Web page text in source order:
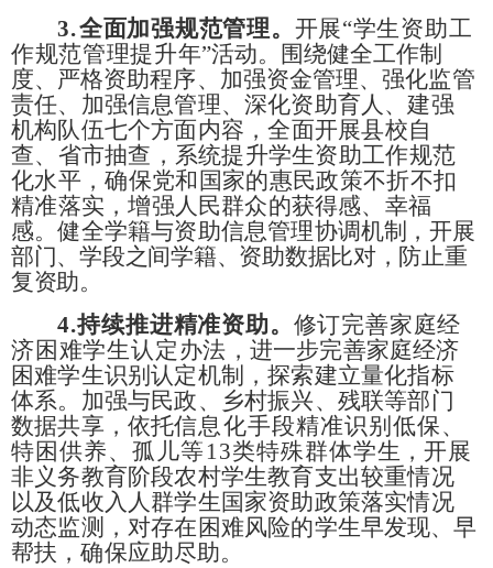
3.全面加强规范管理。 开展“学生资助工
作规范管理提升年”活动。围绕健全工作制
度、严格资助程序、加强资金管理、强化监管
责任、加强信息管理、深化资助育人、建强
机构 队伍七个方面内容，全面开展县校自
查、省市抽查，系统提升学生资助工作规范
化水平，确保党和国家的惠民政策不折不扣
精准落实，增强人民群众的获得感、幸福
感。健全学籍与资助信息管理协调机制，开展
部门、学段之间学籍、资助数据比对，防止重
复资助。
4.持续推进精准资助。 修订完善家庭经
济困难学生认定办法，进一步完善家庭经济
困难学生识别认定机制，探索建立量化指标
体系。加强与民政、乡村振兴、残联等部门
数据共享，依托信息化手段精准识别低保、
特困供养、孤儿等 13类特殊群体学生，开展
非义务教育阶段农村学生教育支出较重情况
以及低收入 人群学生国家资助政策落实情况
动态监测，对存在困难风险的学生早发现、早
帮扶，确保应助尽助。